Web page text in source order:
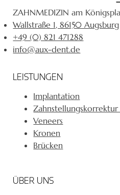
ZAHNMEDIZIN am
Wallstraße 1, 86150 Augsburg
+49 (0) 821 471288
info@aux-dent.de
LEISTUNGEN
Implantation
Veneers
Kronen
Brücken
ÜBER UNS